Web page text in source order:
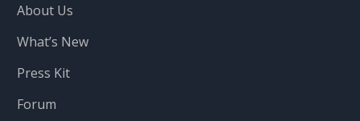
About Us
What’s New
Press Kit
Forum